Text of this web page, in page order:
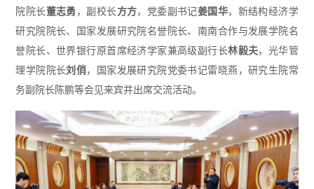
院院长董志勇 ，副校长方方，党委副书记姜国华，新结构经济学
研究院院长、国家发展研究院名誉院长、南南合作与发展学院名
誉院长、世界银行原首席经济学家兼高级副行长林毅夫，光华管
理学院院长刘俏，国家发展研究院党委书记雷晓燕，研究生院常
务副院长陈鹏等会见来宾并出席交流活动。